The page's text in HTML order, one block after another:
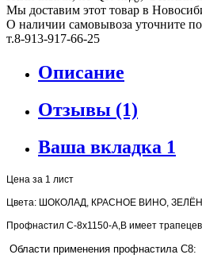
Мы доставим этот товар в
О наличии самовывоза уточните по
т.8-913-917-66-25
Описание
Отзывы (1)
Ваша вкладка 1
Цена за 1 лист
Цвета: ШОКОЛАД, КРАСНОЕ ВИНО,
Профнастил C-8х1150-A,B имеет
Области применения профнастила C8: